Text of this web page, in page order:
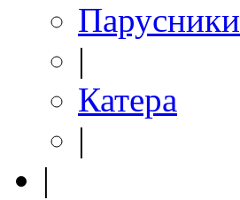
Парусники
|
Катера
|
|